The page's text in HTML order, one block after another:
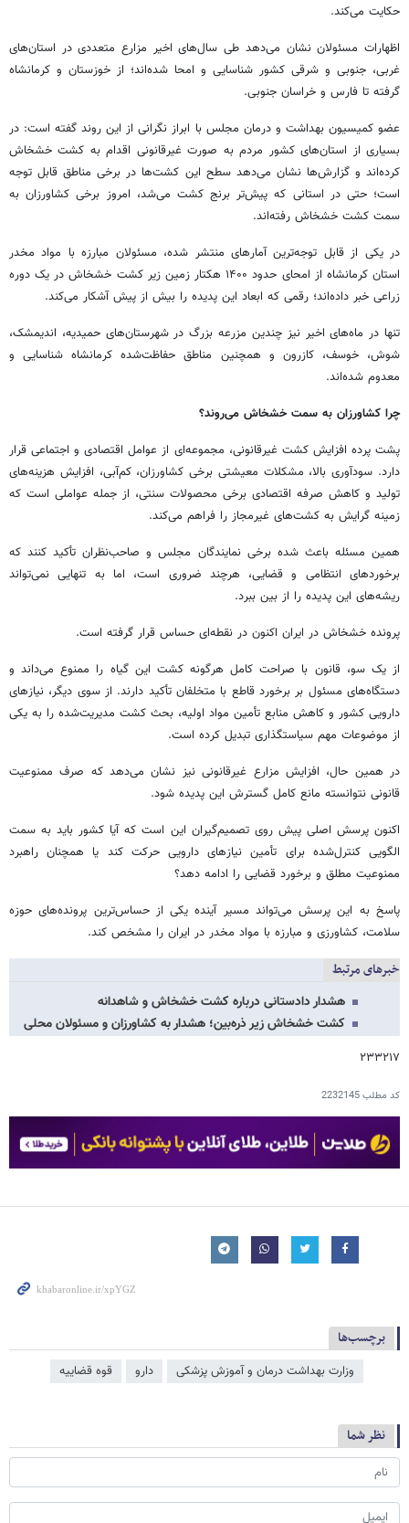
حکایت می‌کند.
اظهارات مسئولان نشان می‌دهد طی سال‌های اخیر مزارع متعددی در استان‌های
غربی، جنوبی و شرقی کشور شناسایی و امحا شده‌اند؛ از خوزستان و کرمانشاه
گرفته تا فارس و خراسان جنوبی.
عضو کمیسیون بهداشت و درمان مجلس با ابراز نگرانی از این روند گفته است: در
بسیاری از استان‌های کشور مردم به صورت غیرقانونی اقدام به کشت خشخاش
کرده‌اند و گزارش‌ها نشان می‌دهد سطح این کشت‌ها در برخی مناطق قابل توجه
است؛ حتی در استانی که پیش‌تر برنج کشت می‌شد، امروز برخی کشاورزان به
سمت کشت خشخاش رفته‌اند.
در یکی از قابل توجه‌ترین آمارهای منتشر شده، مسئولان مبارزه با مواد مخدر
استان کرمانشاه از امحای حدود ۱۴۰۰ هکتار زمین زیر کشت خشخاش در یک دوره
زراعی خبر داده‌اند؛ رقمی که ابعاد این پدیده را بیش از پیش آشکار می‌کند.
تنها در ماه‌های اخیر نیز چندین مزرعه بزرگ در شهرستان‌های حمیدیه، اندیمشک،
شوش، خوسف، کازرون و همچنین مناطق حفاظت‌شده کرمانشاه شناسایی و
معدوم شده‌اند.
چرا کشاورزان به سمت خشخاش می‌روند؟
پشت پرده افزایش کشت غیرقانونی، مجموعه‌ای از عوامل اقتصادی و اجتماعی قرار
دارد. سودآوری بالا، مشکلات معیشتی برخی کشاورزان، کم‌آبی، افزایش هزینه‌های
تولید و کاهش صرفه اقتصادی برخی محصولات سنتی، از جمله عواملی است که
زمینه گرایش به کشت‌های غیرمجاز را فراهم می‌کند.
همین مسئله باعث شده برخی نمایندگان مجلس و صاحب‌نظران تأکید کنند که
برخوردهای انتظامی و قضایی، هرچند ضروری است، اما به تنهایی نمی‌تواند
ریشه‌های این پدیده را از بین ببرد.
پرونده خشخاش در ایران اکنون در نقطه‌ای حساس قرار گرفته است.
از یک سو، قانون با صراحت کامل هرگونه کشت این گیاه را ممنوع می‌داند و
دستگاه‌های مسئول بر برخورد قاطع با متخلفان تأکید دارند. از سوی دیگر، نیازهای
دارویی کشور و کاهش منابع تأمین مواد اولیه، بحث کشت مدیریت‌شده را به یکی
از موضوعات مهم سیاستگذاری تبدیل کرده است.
در همین حال، افزایش مزارع غیرقانونی نیز نشان می‌دهد که صرف ممنوعیت
قانونی نتوانسته مانع کامل گسترش این پدیده شود.
اکنون پرسش اصلی پیش روی تصمیم‌گیران این است که آیا کشور باید به سمت
الگویی کنترل‌شده برای تأمین نیازهای دارویی حرکت کند یا همچنان راهبرد
ممنوعیت مطلق و برخورد قضایی را ادامه دهد؟
پاسخ به این پرسش می‌تواند مسیر آینده یکی از حساس‌ترین پرونده‌های حوزه
سلامت، کشاورزی و مبارزه با مواد مخدر در ایران را مشخص کند.
خبرهای مرتبط
هشدار دادستانی درباره کشت خشخاش و شاهدانه
کشت خشخاش زیر ذره‌بین؛ هشدار به کشاورزان و مسئولان محلی
۲۳۳۲۱۷
کد مطلب2232145
برچسب‌ها
وزارت بهداشت درمان و آموزش پزشکی دارو قوه قضاییه
نظر شما